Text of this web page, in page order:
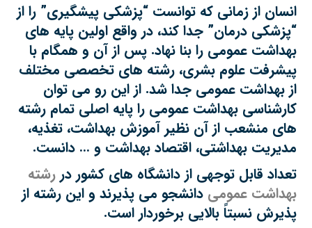
انسان از زمانی که توانست “پزشکی پیشگیری” را از
“پزشکی درمان” جدا کند، در واقع اولین پایه های
بهداشت عمومی را بنا نهاد. پس از آن و همگام با
پیشرفت علوم بشری، رشته های تخصصی مختلف
از بهداشت عمومی جدا شد. از این رو می توان
کارشناسی بهداشت عمومی را پایه اصلی تمام رشته
های منشعب از آن نظیر آموزش بهداشت، تغذیه،
مدیریت بهداشتی، اقتصاد بهداشت و … دانست.
تعداد قابل توجهی از دانشگاه های کشور دررشته
بهداشت عمومی دانشجو می پذیرند و این رشته از
پذیرش نسبتاً بالایی برخوردار است.